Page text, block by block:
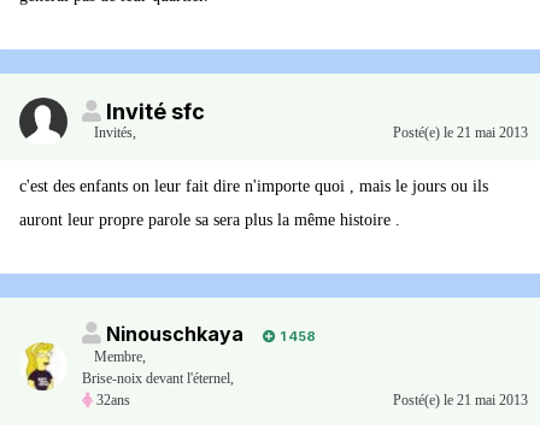
Invité sfc
Invités Posté(e) le 21 mai 2013
c'est des enfants on leur fait dire n'importe quoi , mais le jours ou ils
auront leur propre parole sa sera plus la même histoire .
Ninouschkaya
1 458
Membre
Brise-noix devant l'éternel,
32ans
Posté(e) le 21 mai 2013